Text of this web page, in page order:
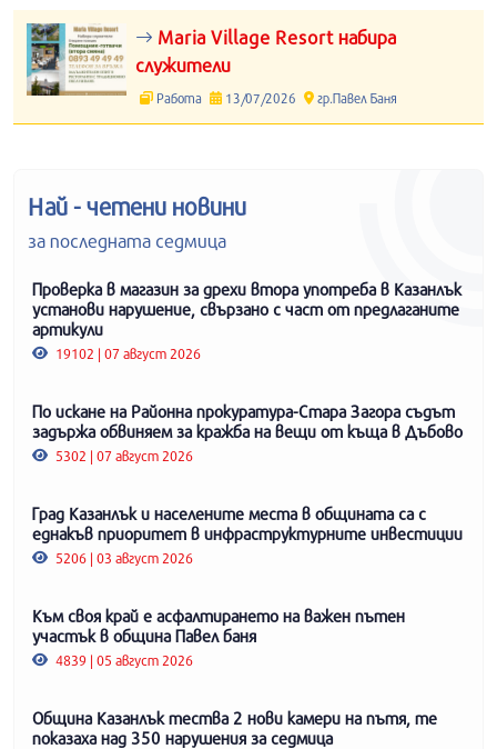
Maria Village Resort набира
служители
Работа 13/07/2026 гр.Павел Баня
Най - четени новини
за последната седмица
Проверка в магазин за дрехи втора употреба в Казанлък
установи нарушение, свързано с част от предлаганите
артикули
19102 | 07 август 2026
По искане на Районна прокуратура-Стара Загора съдът
задържа обвиняем за кражба на вещи от къща в Дъбово
5302 | 07 август 2026
Град Казанлък и населените места в общината са с
еднакъв приоритет в инфраструктурните инвестиции
5206 | 03 август 2026
Към своя край е асфалтирането на важен пътен
участък в община Павел баня
4839 | 05 август 2026
Община Казанлък тества 2 нови камери на пътя, те
показаха над 350 нарушения за седмица